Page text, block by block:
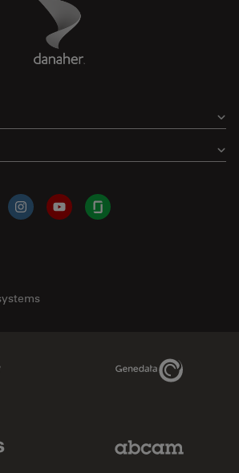
Danaher Logo
InstagramYouTubeGlassdoor
Genedata Link